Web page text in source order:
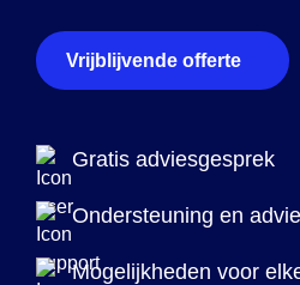
Vrijblijvende offerte
Gratis adviesgesprek
Ondersteuning en
Mogelijkheden voor